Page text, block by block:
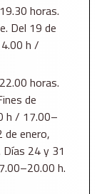
horas.
Del 19 de
h /
horas.
de
h / 17.00–
de enero,
24 y 31
h.